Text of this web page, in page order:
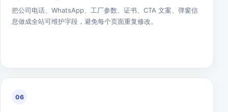
把公司电话、WhatsApp、工厂参数、证书、CTA 文案、弹窗信
息做成全站可维护字段，避免每个页面重复修改。
06